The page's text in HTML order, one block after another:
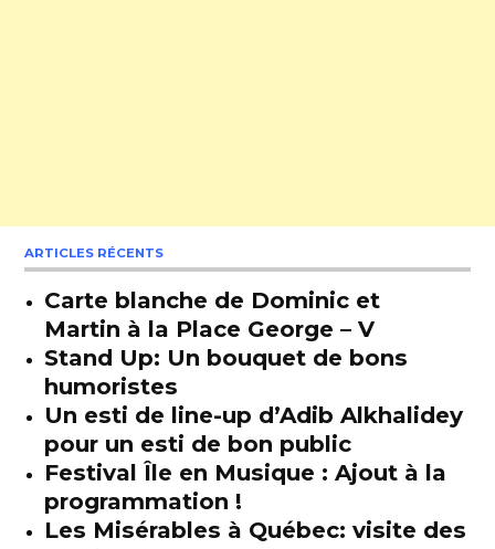
ARTICLES RÉCENTS
Carte blanche de Dominic et
Martin à la Place George – V
Stand Up: Un bouquet de bons
humoristes
Un esti de line-up d’Adib Alkhalidey
pour un esti de bon public
Festival Île en Musique : Ajout à la
programmation !
Les Misérables à Québec: visite des